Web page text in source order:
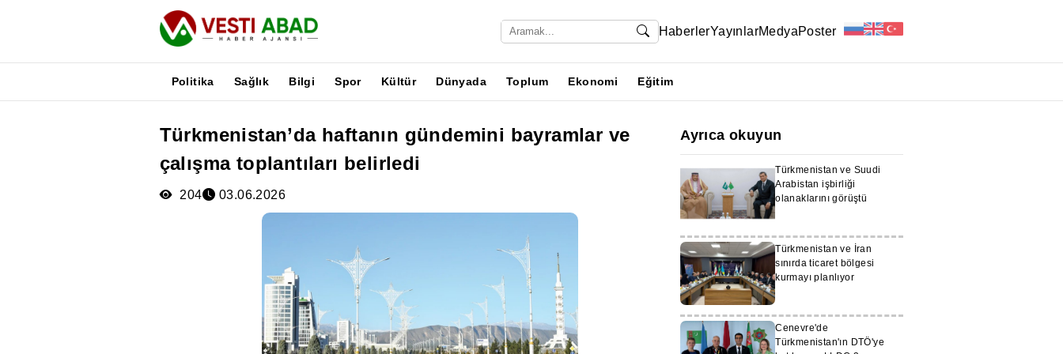
HaberlerYayınlarMedyaPoster
Politika Sağlık Bilgi Spor Kültür Dünyada Toplum Ekonomi Eğitim
Türkmenistan’da haftanın gündemini bayramlar ve
çalışma toplantıları belirledi
204 03.06.2026
Ayrıca okuyun
Türkmenistan ve Suudi
Arabistan işbirliği
olanaklarını görüştü
Türkmenistan ve İran
sınırda ticaret bölgesi
kurmayı planlıyor
Cenevre'de
Türkmenistan'ın DTÖ'ye